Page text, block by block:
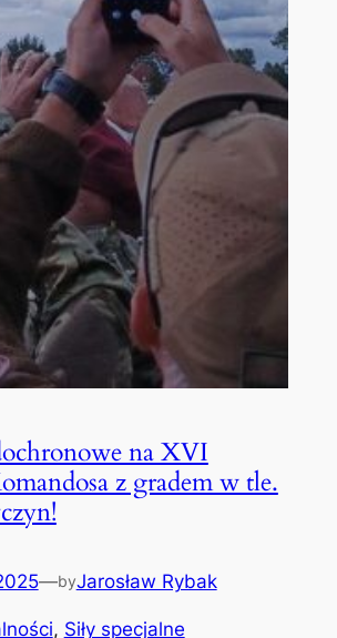
na XVI
z gradem w tle.
—byJarosław Rybak
, Siły specjalne